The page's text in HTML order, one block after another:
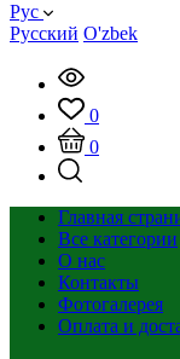
Рус
Русский O'zbek
0
0
Главная
Все категории
О нас
Контакты
Фотогалерея
Оплата и